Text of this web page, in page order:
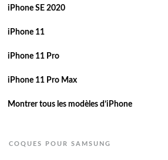
iPhone SE 2020
iPhone 11
iPhone 11 Pro
iPhone 11 Pro Max
Montrer tous les modèles d’iPhone
COQUES POUR SAMSUNG